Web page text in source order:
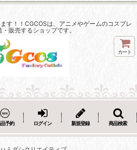
す！！CGCOSは、アニメやゲームのコスプレ
販売するショップです。
カート
予約 ログイン 新規登録 商品検索